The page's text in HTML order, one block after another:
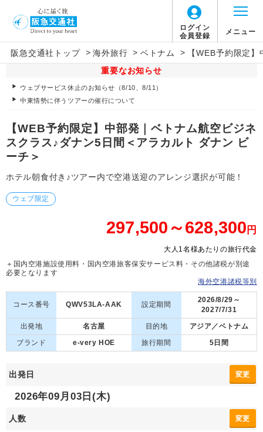
ログイン
会員登録
メニュー
阪急交通社トップ > 海外旅行 > ベトナム >
【WEB予約限定
重要なお知らせ
ウェブサービス休止のお知らせ（8/10、8/11）
中東情勢に伴うツアーの催行について
【WEB予約限定】中部発｜ベトナム航空ビジネ
スクラス♪ダナン5日間＜アラカルト ダナン ビ
ーチ＞
ホテル朝食付き♪ツアー内で空港送迎のアレンジ選択が可能！
ウェブ限定
297,500～628,300 円
大人1名様あたりの旅行代金
＋国内空港施設使用料・国内空港旅客保安サービス料・その他諸税が別途
必要となります
海外空港諸税等別
コース番号 QWV53LA-AAK 設定期間
2026/8/29～
2027/7/31
出発地
名古屋 目的地
アジア／ベトナム
ブランド
e-very HOE 旅行期間 5日間
出発日 変更
2026年09月03日(木)
人数 変更